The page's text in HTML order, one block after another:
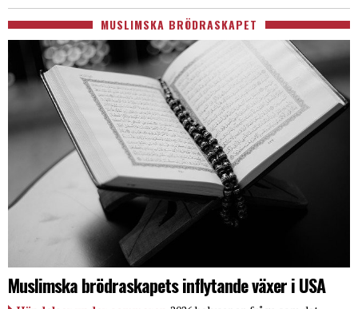
MUSLIMSKA BRÖDRASKAPET
Muslimska brödraskapets inflytande växer i USA